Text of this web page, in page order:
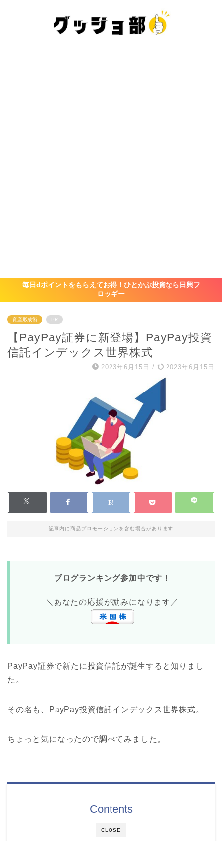
毎日dポイントをもらえてお得！ひとかぶ投資なら日興フ
ロッギー
資産形成術 PR
【PayPay証券に新登場】PayPay投資
信託インデックス世界株式
2023年6月15日 / 2023年6月15日
記事内に商品プロモーションを含む場合があります
ブログランキング参加中です！
＼あなたの応援が励みになります／
PayPay証券で新たに投資信託が誕生すると知りまし
た。
その名も、PayPay投資信託インデックス世界株式。
ちょっと気になったので調べてみました。
CLOSE
Contents